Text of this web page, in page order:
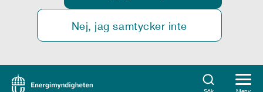
Nej, jag samtycker inte